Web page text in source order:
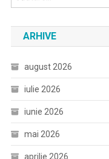
ARHIVE
august 2026
iulie 2026
iunie 2026
mai 2026
aprilie 2026